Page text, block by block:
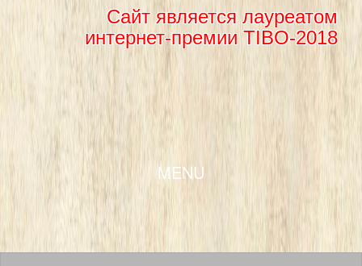
Сайт является лауреатом
интернет-премии TIBO-2018
MENU
SKIP TO CONTENT